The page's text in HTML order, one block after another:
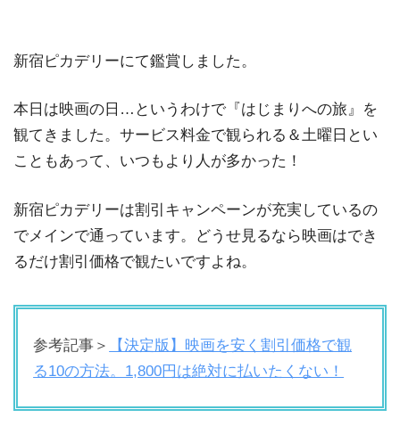
新宿ピカデリーにて鑑賞しました。
本日は映画の日…というわけで『はじまりへの旅』を
観てきました。サービス料金で観られる＆土曜日とい
こともあって、いつもより人が多かった！
新宿ピカデリーは割引キャンペーンが充実しているの
でメインで通っています。どうせ見るなら映画はでき
るだけ割引価格で観たいですよね。
参考記事＞
【決定版】映画を安く割引価格で観
る10の方法。1,800円は絶対に払いたくない！